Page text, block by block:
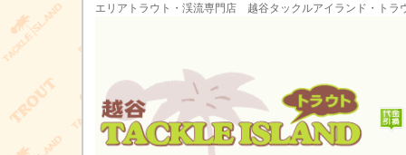
エリアトラウト・渓流専門店 越谷タックルアイランド・トラ